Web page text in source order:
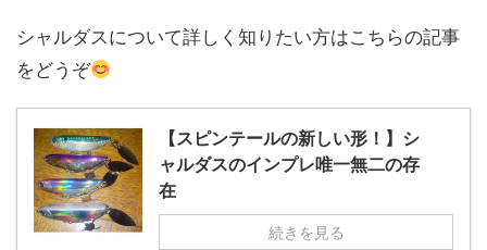
シャルダスについて詳しく知りたい方はこちらの記事
をどうぞ
【スピンテールの新しい形！】シ
ャルダスのインプレ唯一無二の存
在
続きを見る